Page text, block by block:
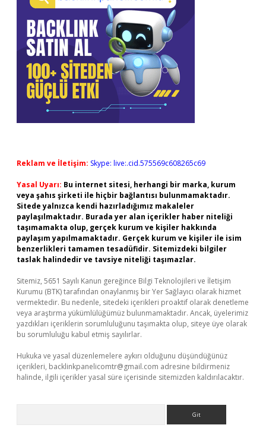
Reklam ve İletişim: Skype: live:.cid.575569c608265c69
Yasal Uyarı: Bu internet sitesi, herhangi bir marka, kurum
veya şahıs şirketi ile hiçbir bağlantısı bulunmamaktadır.
Sitede yalnızca kendi hazırladığımız makaleler
paylaşılmaktadır. Burada yer alan içerikler haber niteliği
taşımamakta olup, gerçek kurum ve kişiler hakkında
paylaşım yapılmamaktadır. Gerçek kurum ve kişiler ile isim
benzerlikleri tamamen tesadüfidir. Sitemizdeki bilgiler
taslak halindedir ve tavsiye niteliği taşımazlar.
Sitemiz, 5651 Sayılı Kanun gereğince Bilgi Teknolojileri ve İletişim
Kurumu (BTK) tarafından onaylanmış bir Yer Sağlayıcı olarak hizmet
vermektedir. Bu nedenle, sitedeki içerikleri proaktif olarak denetleme
veya araştırma yükümlülüğümüz bulunmamaktadır. Ancak, üyelerimiz
yazdıkları içeriklerin sorumluluğunu taşımakta olup, siteye üye olarak
bu sorumluluğu kabul etmiş sayılırlar.
Hukuka ve yasal düzenlemelere aykırı olduğunu düşündüğünüz
içerikleri, backlinkpanelicomtr@gmail.com adresine bildirmeniz
halinde, ilgili içerikler yasal süre içerisinde sitemizden kaldırılacaktır.